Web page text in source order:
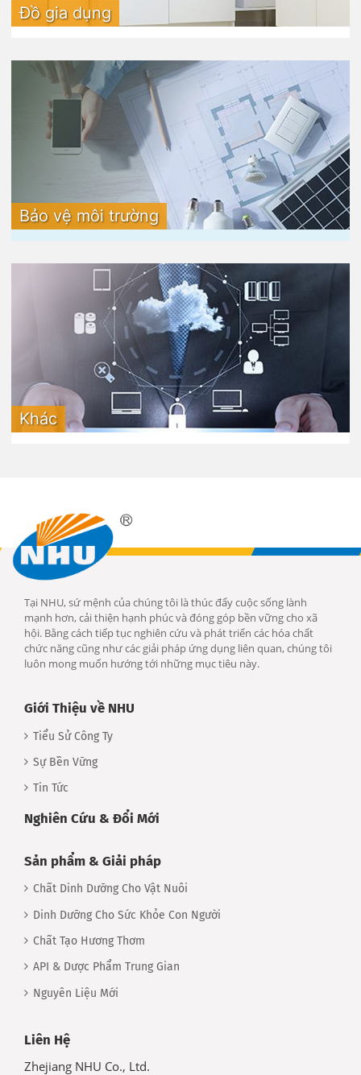
Đồ gia dụng
Bảo vệ môi trường
Khác
Tại NHU, sứ mệnh của chúng tôi là thúc đẩy cuộc sống lành
mạnh hơn, cải thiện hạnh phúc và đóng góp bền vững cho xã
hội. Bằng cách tiếp tục nghiên cứu và phát triển các hóa chất
chức năng cũng như các giải pháp ứng dụng liên quan, chúng tôi
luôn mong muốn hướng tới những mục tiêu này.
Giới Thiệu về NHU
Tiểu Sử Công Ty
Sự Bền Vững
Tin Tức
Nghiên Cứu & Đổi Mới
Sản phẩm & Giải pháp
Chất Dinh Dưỡng Cho Vật Nuôi
Dinh Dưỡng Cho Sức Khỏe Con Người
Chất Tạo Hương Thơm
API & Dược Phẩm Trung Gian
Nguyên Liệu Mới
Liên Hệ
Zhejiang NHU Co., Ltd.